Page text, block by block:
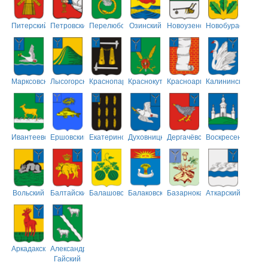
Питерский ПетровскийПерелюбскийОзинский НовоузенскийНовобурасский
МарксовскийЛысогорскийКраснопартизанский
КраснокутскийКрасноармейский
Калининский
ИвантеевскийЕршовский ЕкатериновскийДуховницкийДергачёвскийВоскресенский
Вольский БалтайскийБалашовскийБалаковскийБазарнокарабулакский
Аткарский
АркадакскийАлександрово-
Гайский